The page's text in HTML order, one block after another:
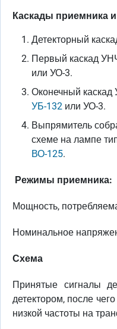
Каскады приемника
Детекторный
Первый каскад
или УО-3.
Оконечный
УБ-132 или УО-3.
Выпрямитель
схеме на лампе
ВО-125.
Режимы приемника:
Мощность,
Номинальное
Схема
Принятые сигналы
детектором, после
низкой частоты на